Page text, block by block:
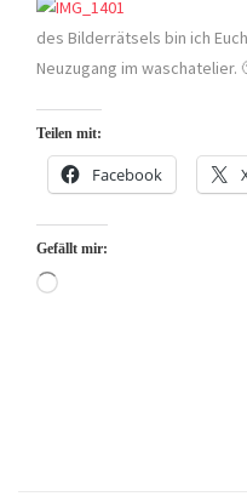
des Bilderrätsels bin ich
Neuzugang im waschatelier.
Teilen mit:
Facebook
Gefällt mir:
Wird